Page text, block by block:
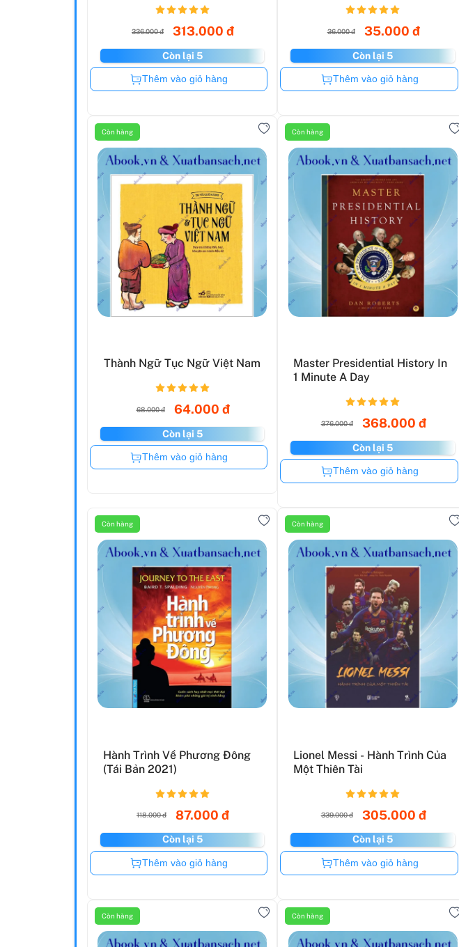
336.000 đ 313.000 đ
Còn lại 5
Còn hàng
Thêm vào giỏ hàng
36.000 đ 35.000 đ
Còn lại 5
Còn hàng
Thêm vào giỏ hàng
Còn hàng
Thành Ngữ Tục Ngữ Việt Nam
68.000 đ 64.000 đ
Còn lại 5
Còn hàng
Thêm vào giỏ hàng
Còn hàng
Master Presidential History In
1 Minute A Day
376.000 đ 368.000 đ
Còn lại 5
Còn hàng
Thêm vào giỏ hàng
Còn hàng
Hành Trình Về Phương Đông
(Tái Bản 2021)
118.000 đ 87.000 đ
Còn lại 5
Còn hàng
Thêm vào giỏ hàng
Còn hàng
Lionel Messi - Hành Trình Của
Một Thiên Tài
339.000 đ 305.000 đ
Còn lại 5
Còn hàng
Thêm vào giỏ hàng
Còn hàng Còn hàng